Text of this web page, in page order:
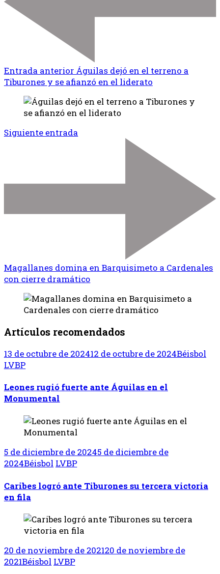
Entrada anterior Águilas dejó en el terreno a
Tiburones y se afianzó en el liderato
Siguiente entrada
Magallanes domina en Barquisimeto a Cardenales
con cierre dramático
Artículos recomendados
13 de octubre de 202412 de octubre de 2024Béisbol
LVBP
Leones rugió fuerte ante Águilas en el
Monumental
5 de diciembre de 20245 de diciembre de
2024Béisbol LVBP
Caribes logró ante Tiburones su tercera victoria
en fila
20 de noviembre de 202120 de noviembre de
2021Béisbol LVBP